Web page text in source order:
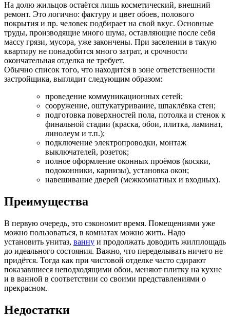
На долю жильцов остаётся лишь косметический, внешний
ремонт. Это логично: фактуру и цвет обоев, полового
покрытия и пр. человек подбирает на свой вкус. Основные
труды, производящие много шума, оставляющие после себя
массу грязи, мусора, уже закончены. При заселении в такую
квартиру не понадобится много затрат, и срочности
окончательная отделка не требует.
Обычно список того, что находится в зоне ответственности
застройщика, выглядит следующим образом:
проведение коммуникационных сетей;
сооружение, оштукатуривание, шпаклёвка стен;
подготовка поверхностей пола, потолка и стенок к
финальной стадии (краска, обои, плитка, ламинат,
линолеум и т.п.);
подключение электропроводки, монтаж
выключателей, розеток;
полное оформление оконных проёмов (косяки,
подоконники, карнизы), установка окон;
навешивание дверей (межкомнатных и входных).
Преимущества
В первую очередь, это сэкономит время. Помещениями уже
можно пользоваться, в комнатах можно жить. Надо
установить унитаз, ванну и продолжать доводить жилплощадь
до идеального состояния. Важно, что переделывать ничего не
придётся. Тогда как при чистовой отделке часто сдирают
показавшиеся неподходящими обои, меняют плитку на кухне
и в ванной в соответствии со своими представлениями о
прекрасном.
Недостатки